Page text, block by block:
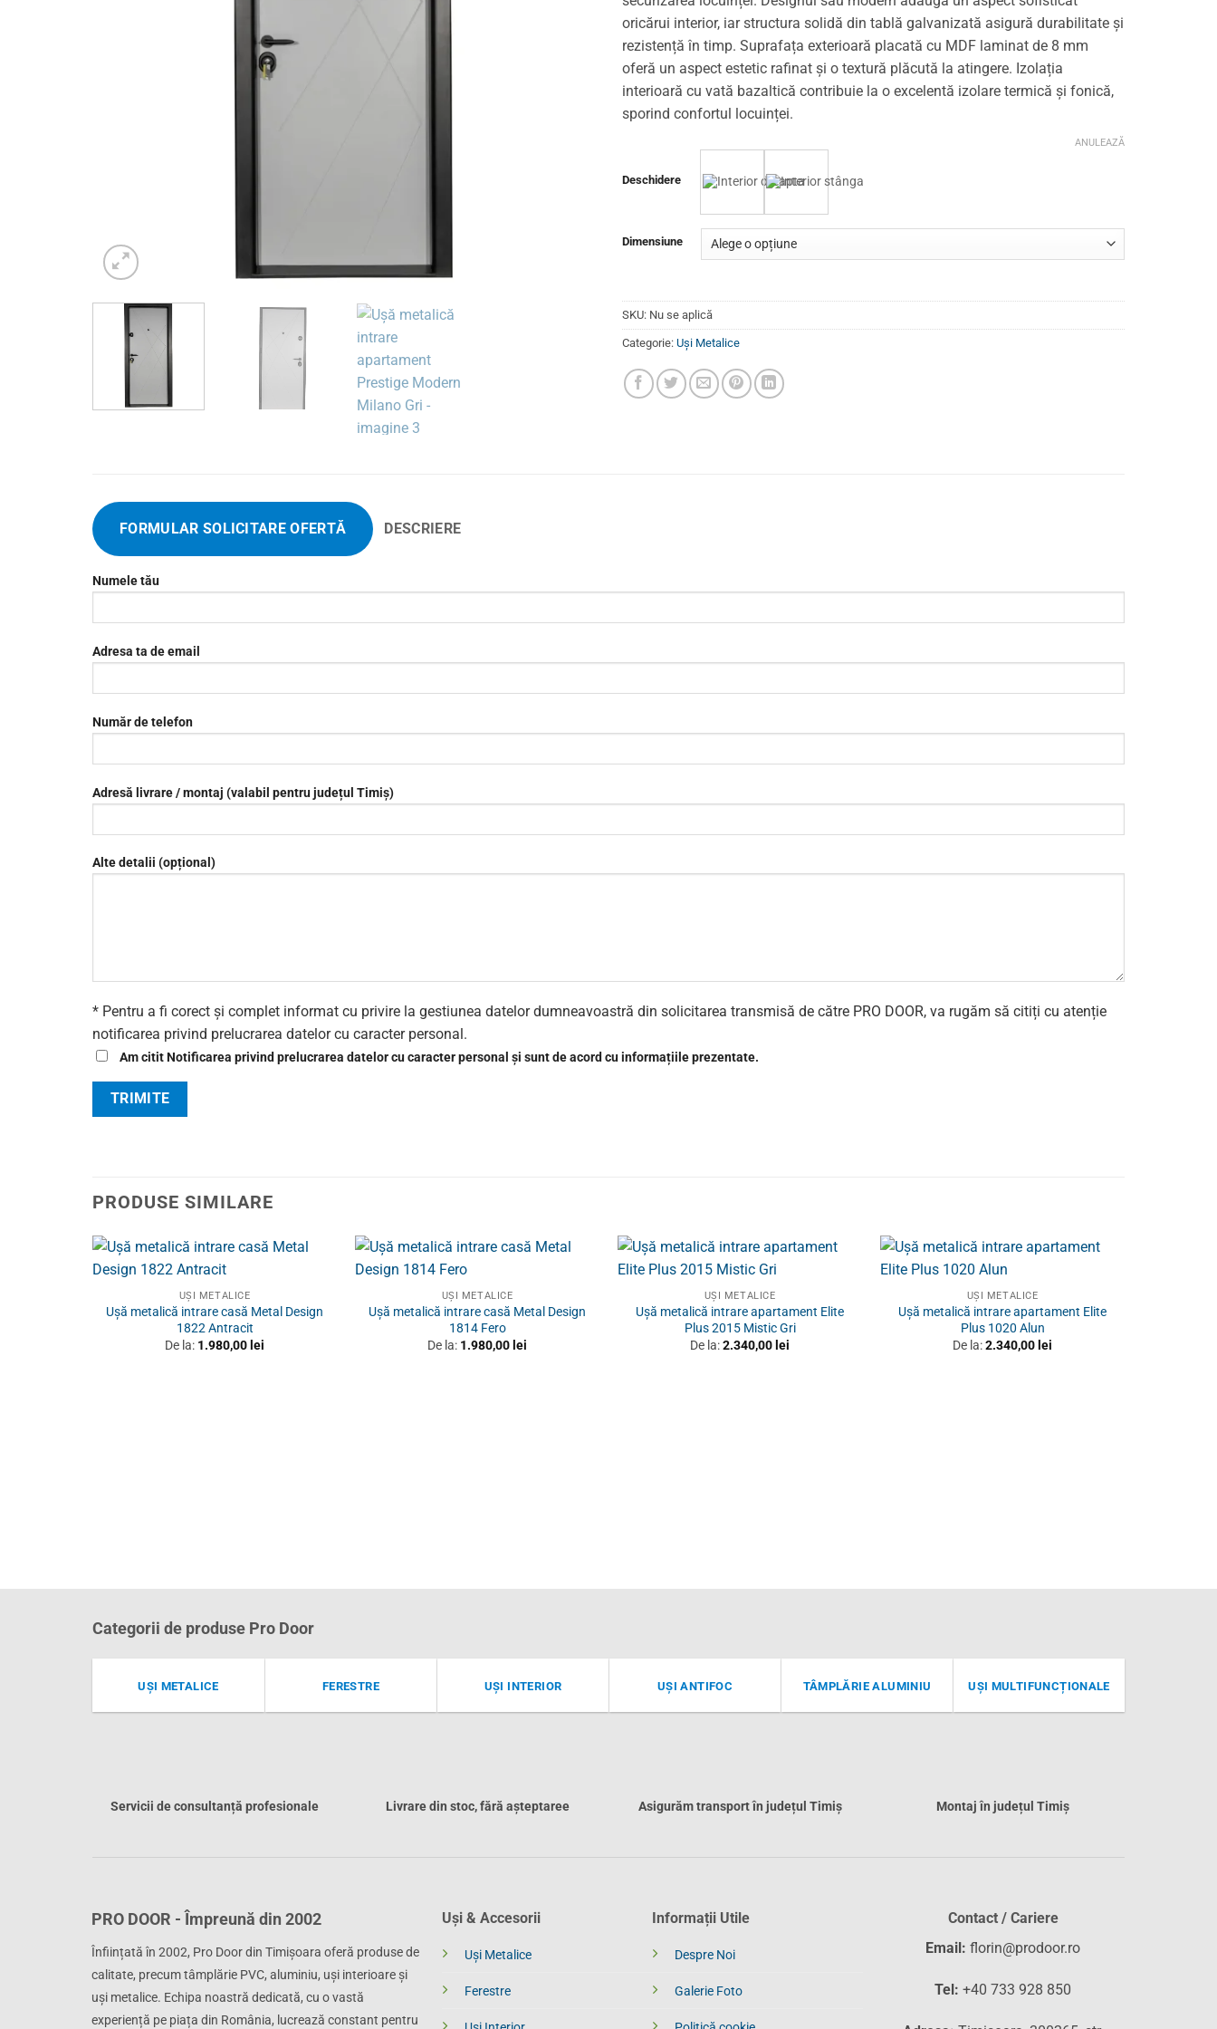
oricărui interior, iar structura solidă din tablă galvanizată asigură durabilitate și
rezistență în timp. Suprafața exterioară placată cu MDF laminat de 8 mm
oferă un aspect estetic rafinat și o textură plăcută la atingere. Izolația
interioară cu vată bazaltică contribuie la o excelentă izolare termică și fonică,
sporind confortul locuinței.
Deschidere
Dimensiune
ANULEAZĂ
SKU: Nu se aplică
Categorie: Uși Metalice
FORMULAR SOLICITARE OFERTĂ DESCRIERE
Numele tău
Adresa ta de email
Număr de telefon
Adresă livrare / montaj (valabil pentru județul Timiș)
Alte detalii (opțional)
* Pentru a fi corect și complet informat cu privire la gestiunea datelor dumneavoastră din solicitarea transmisă de către PRO DOOR, va rugăm să citiți cu atenție
notificarea privind prelucrarea datelor cu caracter personal.
Am citit Notificarea privind prelucrarea datelor cu caracter personal și sunt de acord cu informațiile prezentate.
PRODUSE SIMILARE
UȘI METALICE
Ușă metalică intrare casă Metal Design
1822 Antracit
De la: 1.980,00lei
UȘI METALICE
Ușă metalică intrare casă Metal Design
1814 Fero
De la: 1.980,00lei
UȘI METALICE
Ușă metalică intrare apartament Elite
Plus 2015 Mistic Gri
De la:2.340,00lei
UȘI METALICE
Ușă metalică intrare apartament Elite
Plus 1020 Alun
De la:2.340,00lei
Categorii de produse Pro Door
UȘI METALICE FERESTRE UȘI INTERIOR UȘI ANTIFOC TÂMPLĂRIE ALUMINIU UȘI MULTIFUNCȚIONALE
Servicii de consultanță profesionale Livrare din stoc, fără așteptaree Asigurăm transport în județul Timiș Montaj în județul Timiș
PRO DOOR - Împreună din 2002
Înființată în 2002, Pro Door din Timișoara oferă produse de
calitate, precum tâmplărie PVC, aluminiu, uși interioare și
uși metalice. Echipa noastră dedicată, cu o vastă
experiență pe piața din România, lucrează constant pentru
Uși & Accesorii
Uși Metalice
Ferestre
Informații Utile
Despre Noi
Galerie Foto
Contact / Cariere
Email: florin@prodoor.ro
Tel: +40 733 928 850